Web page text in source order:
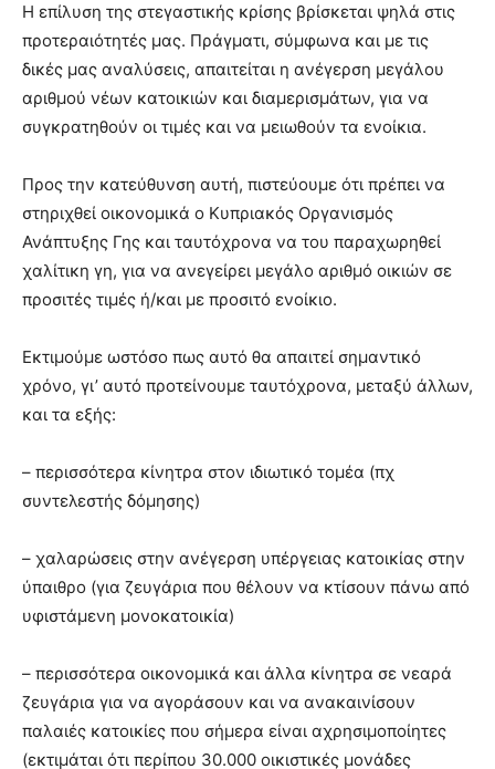
Η επίλυση της στεγαστικής κρίσης βρίσκεται ψηλά στις
προτεραιότητές μας. Πράγματι, σύμφωνα και με τις
δικές μας αναλύσεις, απαιτείται η ανέγερση μεγάλου
αριθμού νέων κατοικιών και διαμερισμάτων, για να
συγκρατηθούν οι τιμές και να μειωθούν τα ενοίκια.
Προς την κατεύθυνση αυτή, πιστεύουμε ότι πρέπει να
στηριχθεί οικονομικά ο Κυπριακός Οργανισμός
Ανάπτυξης Γης και ταυτόχρονα να του παραχωρηθεί
χαλίτικη γη, για να ανεγείρει μεγάλο αριθμό οικιών σε
προσιτές τιμές ή/και με προσιτό ενοίκιο.
Εκτιμούμε ωστόσο πως αυτό θα απαιτεί σημαντικό
χρόνο, γι’ αυτό προτείνουμε ταυτόχρονα, μεταξύ άλλων,
και τα εξής:
– περισσότερα κίνητρα στον ιδιωτικό τομέα (πχ
συντελεστής δόμησης)
– ⁠χαλαρώσεις στην ανέγερση υπέργειας κατοικίας στην
ύπαιθρο (για ζευγάρια που θέλουν να κτίσουν πάνω από
υφιστάμενη μονοκατοικία)
– ⁠περισσότερα οικονομικά και άλλα κίνητρα σε νεαρά
ζευγάρια για να αγοράσουν και να ανακαινίσουν
παλαιές κατοικίες που σήμερα είναι αχρησιμοποίητες
(εκτιμάται ότι περίπου 30.000 οικιστικές μονάδες